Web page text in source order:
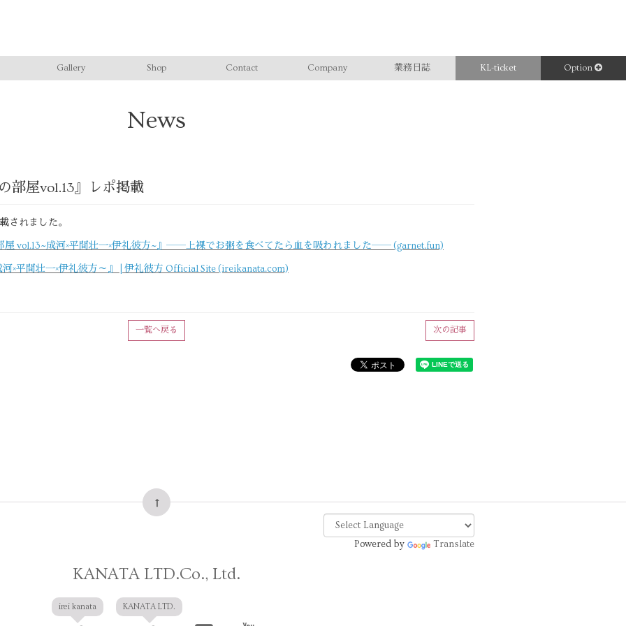
Gallery Shop Contact Company 業務日誌 KL-ticket Option
News
部屋vol.13』レポ掲載
されました。
屋 vol.13~成河×平間壮一×伊礼彼方~』――上裸でお粥を食べてたら血を吸われました―― (garnet.fun)
×平間壮一×伊礼彼方～』 | 伊礼彼方 Official Site (ireikanata.com)
次の記事
一覧へ戻る
Powered by Translate
KANATA LTD.Co., Ltd.
irei kanata KANATA LTD.